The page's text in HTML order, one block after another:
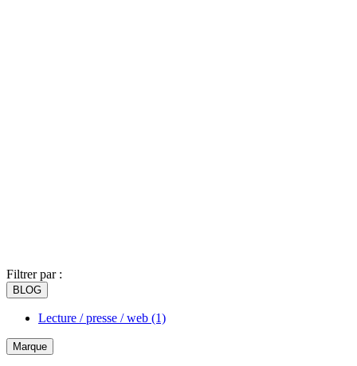
Filtrer par :
BLOG
Lecture / presse / web (1)
Marque